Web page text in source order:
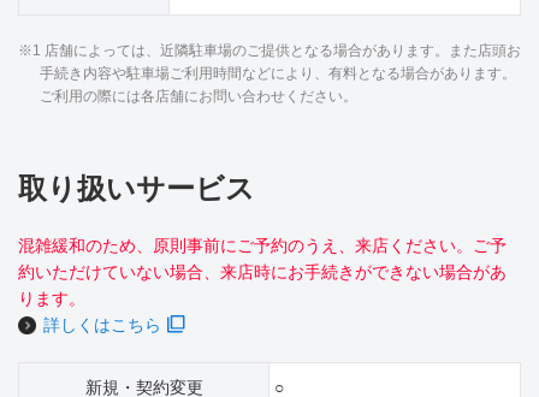
※1 店舗によっては、近隣駐車場のご提供となる場合があります。また店頭お
手続き内容や駐車場ご利用時間などにより、有料となる場合があります。
ご利用の際には各店舗にお問い合わせください。
取り扱いサービス
混雑緩和のため、原則事前にご予約のうえ、来店ください。ご予
約いただけていない場合、来店時にお手続きができない場合があ
ります。
詳しくはこちら
新規・契約変更 ○